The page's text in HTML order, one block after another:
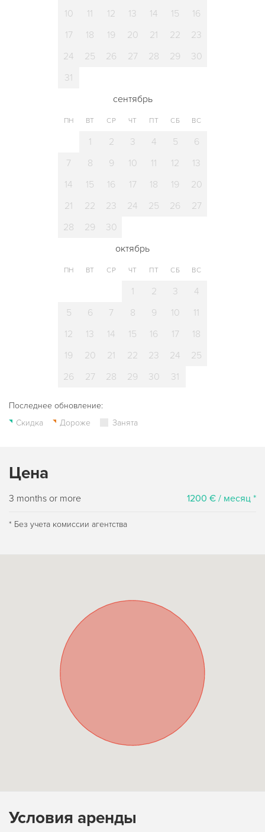
10 11 12 13 14 15
16
17
18 19 20 21 22
23
24
25 26 27 28 29
30
31
сентябрь
ПН ВТ СР ЧТ ПТ СБ ВС
1 2 3 4 5
6
7
8 9 10 11 12
13
14
15 16 17 18 19
20
21
22 23 24 25 26
27
28
29
30
октябрь
ПН ВТ СР ЧТ ПТ СБ ВС
1 2 3
4
5
6 7 8 9 10
11
12
13 14 15 16 17
18
19
20 21 22 23 24
25
26
27 28 29 30 31
Последнее обновление:
Скидка
Дороже Занята
Цена
3 months or more 1200 € / месяц *
* Без учета комиссии агентства
Условия аренды